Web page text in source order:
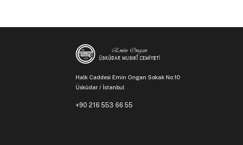
Halk Caddesi Emin Ongan Sokak No:10
Üsküdar / İstanbul
+90 216 553 66 55